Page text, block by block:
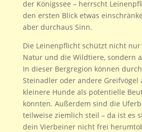
der Königssee – herrscht
den ersten Blick etwas
aber durchaus Sinn.
Die Leinenpflicht schützt nicht
Natur und die Wildtiere, sondern
In dieser Bergregion können
Steinadler oder andere Greifvögel
kleinere Hunde als potentielle
könnten. Außerdem sind die
teilweise ziemlich steil – da ist es
dein Vierbeiner nicht frei